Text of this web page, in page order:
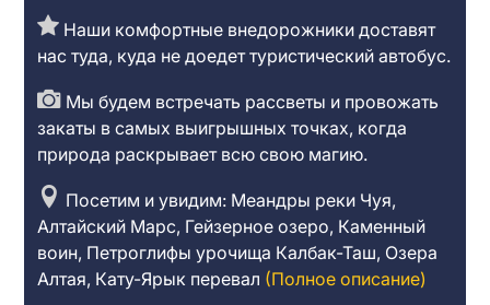
Наши комфортные внедорожники доставят
нас туда, куда не доедет туристический автобус.
Мы будем встречать рассветы и провожать
закаты в самых выигрышных точках, когда
природа раскрывает всю свою магию.
Посетим и увидим: Меандры реки Чуя,
Алтайский Марс, Гейзерное озеро, Каменный
воин, Петроглифы урочища Калбак-Таш, Озера
Алтая, Кату-Ярык перевал (Полное описание)